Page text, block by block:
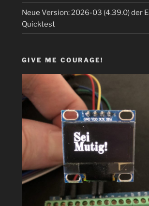
Neue Version: 2026-03 (4.39.0) der
Quicktest
GIVE ME COURAGE!